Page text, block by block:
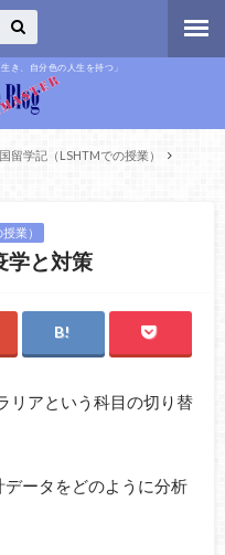
き、自分色の人生を持つ」
留学記（LSHTMでの授業）
業）
学と対策
リアという科目の切り替
ータをどのように分析